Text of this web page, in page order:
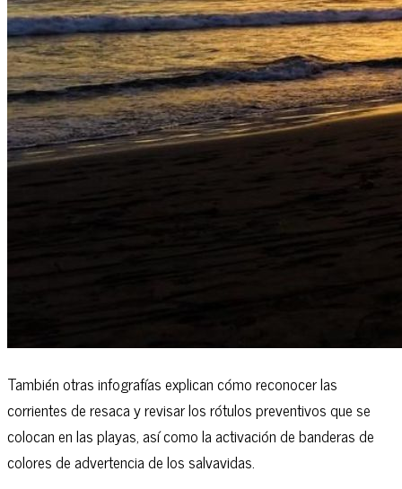
También otras infografías explican cómo reconocer las
corrientes de resaca y revisar los rótulos preventivos que se
colocan en las playas, así como la activación de banderas de
colores de advertencia de los salvavidas.